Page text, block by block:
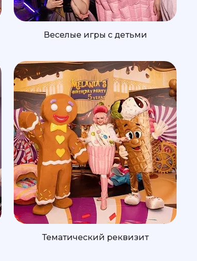
Веселые игры с детьми
Тематический реквизит